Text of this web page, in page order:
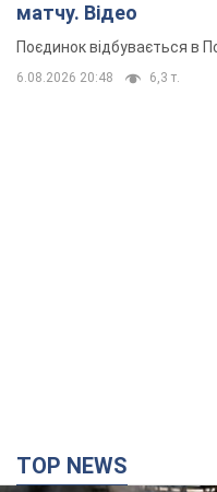
матчу. Відео
Поєдинок відбувається в
6.08.2026 20:48 6,3 т.
TOP NEWS